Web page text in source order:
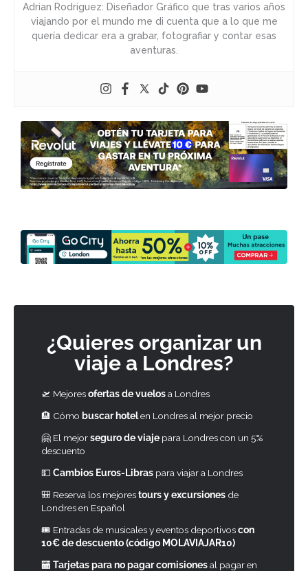
Adrian Rodriguez: Diseñador Gráfico que tras varios años
viajando por el mundo me di cuenta que a lo que me
quería dedicar era a grabar, fotografiar y contar esas
aventuras.
¿Quieres organizar un
viaje a Londres?
🛫 Mejoresofertas de vuelosa Londres
🏨 Cómo buscar hotelen Londres al mejor precio
🤗 El mejorseguro de viaje para Londres con un 5%
descuento
💵 Cambios Euros-Libras para viajar a Londres
🎒 Reserva los mejorestours y excursiones de
Londres en Español
🎟 Entradas de musicales y eventos deportivoscon
10€ de descuento (código MOLAVIAJAR10)
🏧 Tarjetas para no pagar comisionesal pagar en